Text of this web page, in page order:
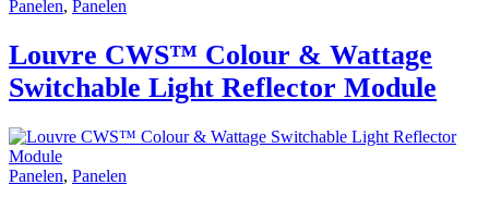
Panelen, Panelen
Louvre CWS™ Colour & Wattage
Switchable Light Reflector Module
Panelen, Panelen